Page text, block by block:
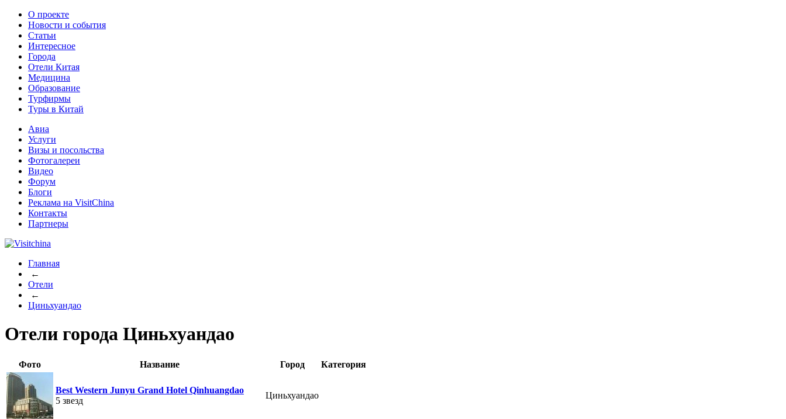
О проекте
Новости и события
Статьи
Интересное
Города
Отели Китая
Медицина
Образование
Турфирмы
Туры в Китай
Авиа
Услуги
Визы и посольства
Фотогалереи
Видео
Форум
Блоги
Реклама на VisitChina
Контакты
Партнеры
Главная
←
Отели
←
Циньхуандао
Отели города Циньхуандао
Фото Название Город Категория
Best Western Junyu Grand Hotel Qinhuangdao
5 звезд
Циньхуандао